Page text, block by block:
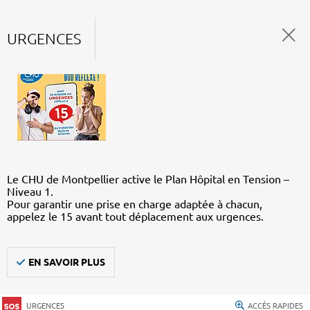
URGENCES
Le CHU de Montpellier active le Plan Hôpital en Tension –
Niveau 1.
Pour garantir une prise en charge adaptée à chacun,
appelez le 15 avant tout déplacement aux urgences.
EN SAVOIR PLUS
URGENCES ACCÈS RAPIDES